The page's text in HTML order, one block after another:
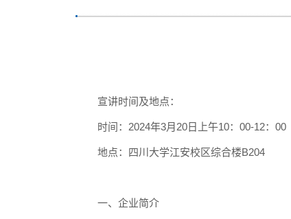
宣讲时间及地点：
时间： 2024年3月20日 上午10：00-12：00
地点：四川大学江安校区综合楼B204
一、企业简介